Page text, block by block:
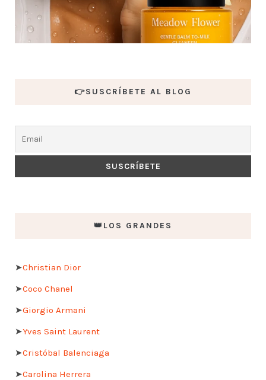
👉SUSCRÍBETE AL BLOG
👑LOS GRANDES
➤Christian Dior
➤Coco Chanel
➤Giorgio Armani
➤Yves Saint Laurent
➤Cristóbal Balenciaga
➤Carolina Herrera